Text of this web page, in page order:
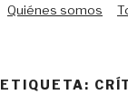
Quiénes somos
ETIQUETA: